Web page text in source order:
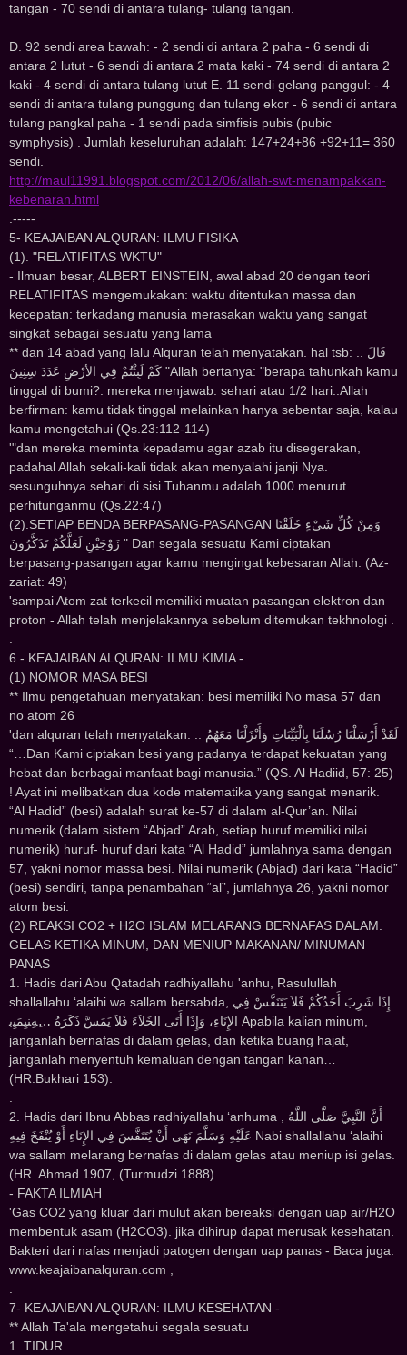
tangan - 70 sendi di antara tulang- tulang tangan.
D. 92 sendi area bawah: - 2 sendi di antara 2 paha - 6 sendi di
antara 2 lutut - 6 sendi di antara 2 mata kaki - 74 sendi di antara 2
kaki - 4 sendi di antara tulang lutut E. 11 sendi gelang panggul: - 4
sendi di antara tulang punggung dan tulang ekor - 6 sendi di antara
tulang pangkal paha - 1 sendi pada simfisis pubis (pubic
symphysis) . Jumlah keseluruhan adalah: 147+24+86 +92+11= 360
sendi.
http://maul11991.blogspot.com/2012/06/allah-swt-menampakkan-
kebenaran.html
.-----
5- KEAJAIBAN ALQURAN: ILMU FISIKA
(1). "RELATIFITAS WKTU"
- Ilmuan besar, ALBERT EINSTEIN, awal abad 20 dengan teori
RELATIFITAS mengemukakan: waktu ditentukan massa dan
kecepatan: terkadang manusia merasakan waktu yang sangat
singkat sebagai sesuatu yang lama
** dan 14 abad yang lalu Alquran telah menyatakan. hal tsb: .. ﻗَﺎﻝَ
ﻛَﻢْ ﻟَﺒِﺜْﺘُﻢْ ﻓِﻲ ﺍﻷﺭْﺽِ ﻋَﺪَﺩَ ﺳِﻨِﻴﻦَ "Allah bertanya: "berapa tahunkah kamu
tinggal di bumi?. mereka menjawab: sehari atau 1/2 hari..Allah
berfirman: kamu tidak tinggal melainkan hanya sebentar saja, kalau
kamu mengetahui (Qs.23:112-114)
'"dan mereka meminta kepadamu agar azab itu disegerakan,
padahal Allah sekali-kali tidak akan menyalahi janji Nya.
sesunguhnya sehari di sisi Tuhanmu adalah 1000 menurut
perhitunganmu (Qs.22:47)
(2).SETIAP BENDA BERPASANG-PASANGAN ﻭَﻣِﻦْ ﻛُﻞِّ ﺷَﻲْﺀٍ ﺧَﻠَﻘْﻨَﺎ
ﺯَﻭْﺟَﻴْﻦِ ﻟَﻌَﻠَّﻜُﻢْ ﺗَﺬَﻛَّﺮُﻭﻥَ " Dan segala sesuatu Kami ciptakan
berpasang-pasangan agar kamu mengingat kebesaran Allah. (Az-
zariat: 49)
'sampai Atom zat terkecil memiliki muatan pasangan elektron dan
proton - Allah telah menjelakannya sebelum ditemukan tekhnologi .
.
6 - KEAJAIBAN ALQURAN: ILMU KIMIA -
(1) NOMOR MASA BESI
** Ilmu pengetahuan menyatakan: besi memiliki No masa 57 dan
no atom 26
'dan alquran telah menyatakan: .. ﻟَﻘَﺪْ ﺃَﺭْﺳَﻠْﻨَﺎ ﺭُﺳُﻠَﻨَﺎ ﺑِﺎﻟْﺒَﻴِّﻨَﺎﺕِ ﻭَﺃَﻧْﺰَﻟْﻨَﺎ ﻣَﻌَﻬُﻢُ
“…Dan Kami ciptakan besi yang padanya terdapat kekuatan yang
hebat dan berbagai manfaat bagi manusia.” (QS. Al Hadiid, 57: 25)
! Ayat ini melibatkan dua kode matematika yang sangat menarik.
“Al Hadid” (besi) adalah surat ke-57 di dalam al-Qur’an. Nilai
numerik (dalam sistem “Abjad” Arab, setiap huruf memiliki nilai
numerik) huruf- huruf dari kata “Al Hadid” jumlahnya sama dengan
57, yakni nomor massa besi. Nilai numerik (Abjad) dari kata “Hadid”
(besi) sendiri, tanpa penambahan “al”, jumlahnya 26, yakni nomor
atom besi.
(2) REAKSI CO2 + H2O ISLAM MELARANG BERNAFAS DALAM.
GELAS KETIKA MINUM, DAN MENIUP MAKANAN/ MINUMAN
PANAS
1. Hadis dari Abu Qatadah radhiyallahu 'anhu, Rasulullah
shallallahu ‘alaihi wa sallam bersabda, ﺇِﺫَﺍ ﺷَﺮِﺏَ ﺃَﺣَﺪُﻛُﻢْ ﻓَﻼَ ﻳَﺘَﻨَﻔَّﺲْ ﻓِﻲ
ﺍﻹِﻧَﺎﺀِ، ﻭَﺇِﺫَﺍ ﺃَﺗَﻰ ﺍﻟﺨَﻼَﺀَ ﻓَﻼَ ﻳَﻤَﺲَّ ﺫَﻛَﺮَﻩُ …ِﻪِﻨﻴِﻤَﻴِﺑ Apabila kalian minum,
janganlah bernafas di dalam gelas, dan ketika buang hajat,
janganlah menyentuh kemaluan dengan tangan kanan…
(HR.Bukhari 153).
.
2. Hadis dari Ibnu Abbas radhiyallahu ‘anhuma , ﺃَﻥَّ ﺍﻟﻨَّﺒِﻲَّ ﺻَﻠَّﻰ ﺍﻟﻠَّﻪُ
ﻋَﻠَﻴْﻪِ ﻭَﺳَﻠَّﻢَ ﻧَﻬَﻰ ﺃَﻥْ ﻳُﺘَﻨَﻔَّﺲَ ﻓِﻲ ﺍﻹِﻧَﺎﺀِ ﺃَﻭْ ﻳُﻨْﻔَﺦَ ﻓِﻴﻪِ Nabi shallallahu ‘alaihi
wa sallam melarang bernafas di dalam gelas atau meniup isi gelas.
(HR. Ahmad 1907, (Turmudzi 1888)
- FAKTA ILMIAH
'Gas CO2 yang kluar dari mulut akan bereaksi dengan uap air/H2O
membentuk asam (H2CO3). jika dihirup dapat merusak kesehatan.
Bakteri dari nafas menjadi patogen dengan uap panas - Baca juga:
www.keajaibanalquran.com ,
.
7- KEAJAIBAN ALQURAN: ILMU KESEHATAN -
** Allah Ta'ala mengetahui segala sesuatu
1. TIDUR